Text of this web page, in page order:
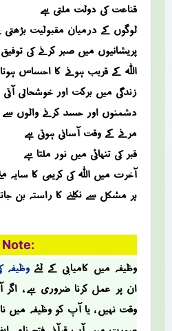
قناعت کی دولت ملتی ہے
لوگوں کے درمیان مقبولیت بڑھتی
پریشانیوں میں صبر کرنے کی
اللہ کے قریب ہونے کا احساس
زندگی میں برکت اور خوشحالی آتی
دشمنوں اور حسد کرنے والوں
مرنے کے وقت آسانی ہوتی ہے
قبر کی تنہائی میں نور ملتا ہے
آخرت میں اللہ کی کریمی کا سایہ
ہر مشکل سے نکلنے کا راستہ بن
Note:
وظیفہ میں کامیابی کے لئے وظیفہ
ان پر عمل کرنا ضروری ہے ،
وقت نہیں ، یا آپ کو وظیفہ میں